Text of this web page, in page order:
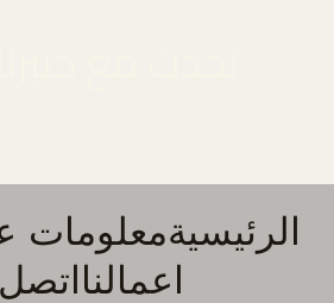
الرئيسيةمعلومات
اعمالنااتصل